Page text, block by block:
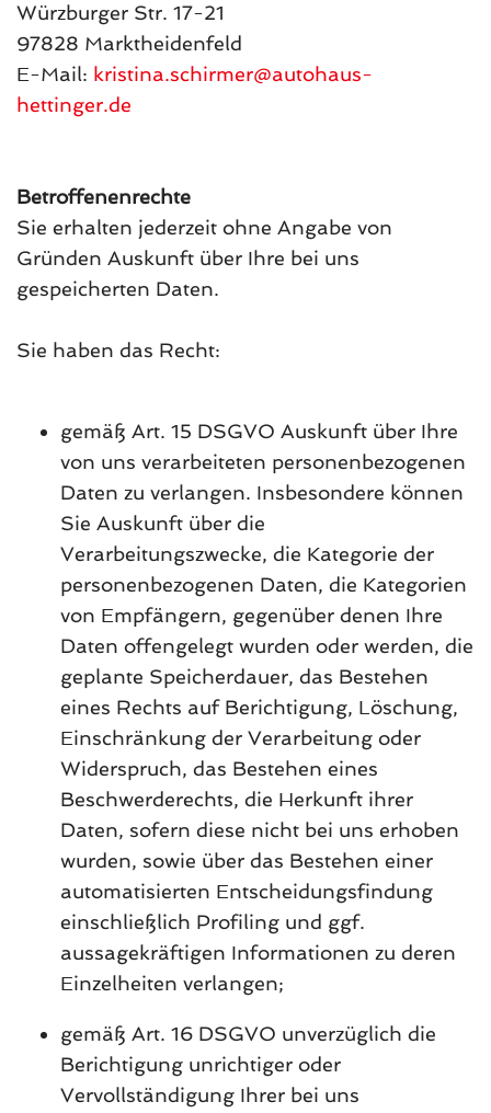
Würzburger Str. 17-21
97828 Marktheidenfeld
E-Mail: kristina.schirmer@autohaus-
hettinger.de
Betroffenenrechte
Sie erhalten jederzeit ohne Angabe von
Gründen Auskunft über Ihre bei uns
gespeicherten Daten.
Sie haben das Recht:
gemäß Art. 15 DSGVO Auskunft über Ihre
von uns verarbeiteten personenbezogenen
Daten zu verlangen. Insbesondere können
Sie Auskunft über die
Verarbeitungszwecke, die Kategorie der
personenbezogenen Daten, die Kategorien
von Empfängern, gegenüber denen Ihre
Daten offengelegt wurden oder werden, die
geplante Speicherdauer, das Bestehen
eines Rechts auf Berichtigung, Löschung,
Einschränkung der Verarbeitung oder
Widerspruch, das Bestehen eines
Beschwerderechts, die Herkunft ihrer
Daten, sofern diese nicht bei uns erhoben
wurden, sowie über das Bestehen einer
automatisierten Entscheidungsfindung
einschließlich Profiling und ggf.
aussagekräftigen Informationen zu deren
Einzelheiten verlangen;
gemäß Art. 16 DSGVO unverzüglich die
Berichtigung unrichtiger oder
Vervollständigung Ihrer bei uns